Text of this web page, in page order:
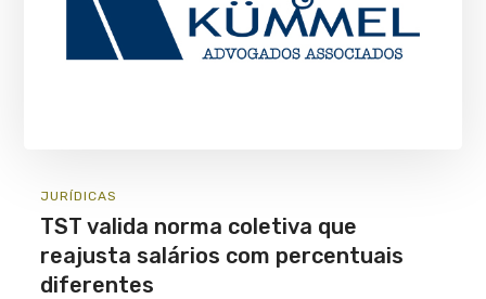
JURÍ­DICAS
TST valida norma coletiva que
reajusta salários com percentuais
diferentes